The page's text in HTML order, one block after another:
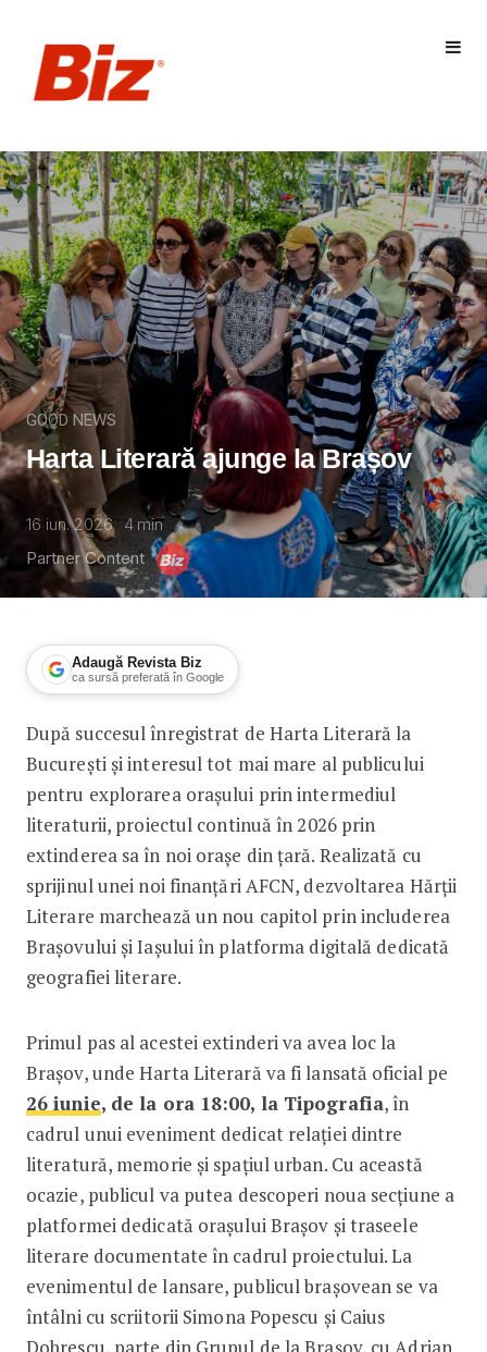
GOOD NEWS
Harta Literară ajunge la Brașov
16 iun. 2026 4 min
Partner Content
Adaugă Revista Biz
ca sursă preferată în Google
Harta Literară ajunge la Brașov
După succesul înregistrat de Harta Literară la
București și interesul tot mai mare al publicului
pentru explorarea orașului prin intermediul
literaturii, proiectul continuă în 2026 prin
extinderea sa în noi orașe din țară. Realizată cu
sprijinul unei noi finanțări AFCN, dezvoltarea Hărții
Literare marchează un nou capitol prin includerea
Brașovului și Iașului în platforma digitală dedicată
geografiei literare.
Primul pas al acestei extinderi va avea loc la
Brașov, unde Harta Literară va fi lansată oficial pe
26 iunie, de la ora 18:00, la Tipografia, în
cadrul unui eveniment dedicat relației dintre
literatură, memorie și spațiul urban. Cu această
ocazie, publicul va putea descoperi noua secțiune a
platformei dedicată orașului Brașov și traseele
literare documentate în cadrul proiectului. La
evenimentul de lansare, publicul brașovean se va
întâlni cu scriitorii Simona Popescu și Caius
Dobrescu, parte din Grupul de la Brașov, cu Adrian